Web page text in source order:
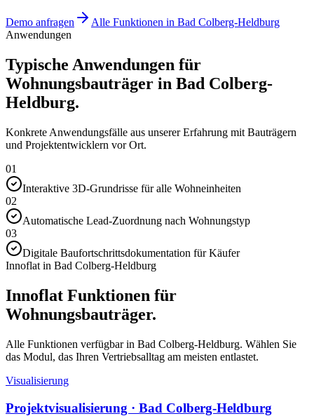
Demo anfragen
Alle Funktionen in Bad Colberg-Heldburg
Anwendungen
Typische Anwendungen für
Wohnungsbauträger in Bad Colberg-
Heldburg.
Konkrete Anwendungsfälle aus unserer Erfahrung mit Bauträgern
und Projektentwicklern vor Ort.
01
Interaktive 3D-Grundrisse für alle Wohneinheiten
02
Automatische Lead-Zuordnung nach Wohnungstyp
03
Digitale Baufortschrittsdokumentation für Käufer
Innoflat in Bad Colberg-Heldburg
Innoflat Funktionen für
Wohnungsbauträger.
Alle Funktionen verfügbar in Bad Colberg-Heldburg. Wählen Sie
das Modul, das Ihren Vertriebsalltag am meisten entlastet.
Visualisierung
Projektvisualisierung · Bad Colberg-Heldburg